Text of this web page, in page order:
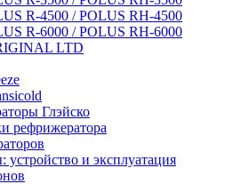
R-4500 / POLUS RH-4500
R-6000 / POLUS RH-6000
LTD
Глэйско
рефрижератора
устройство и эксплуатация